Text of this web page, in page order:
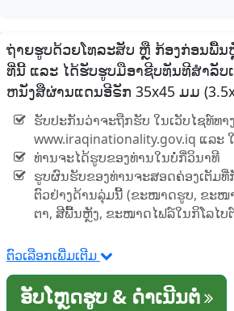
ຖ່າຍຮູບດ້ວຍໂທລະສັບ ຫຼື ກ້ອງກ່ອນພື້ນ
ທີ່ນີ້ ແລະ ໄດ້ຮັບຮູບມືອາຊີບທັນທີສໍາລັບ
ຫນັງສືຜ່ານແດນອີຣັກ 35x45 ມມ
ຮັບປະກັນວ່າຈະຖືກຮັບ ໃນເວັບໄຊທ໌ທາ
www.iraqinationality.gov.iq ແລະ
ທ່ານຈະໄດ້ຮູບຂອງທ່ານໃນບໍ່ກີ່ວິນາທີ
ຮູບຜົນຮັບຂອງທ່ານຈະສອດຄ່ອງເຕັມ
ຕົວຢ່າງດ້ານລຸ່ມນີ້ (ຂະໜາດຮູບ, ຂະ
ຕາ, ສີພື້ນຫຼັງ, ຂະໜາດໄຟລ໌ໃນກິໂລໄບ
ຕົວເລືອກເພີ່ມເຕີມ
ອັບໂຫຼດຮູບ & ດໍາເນີນຕໍ່